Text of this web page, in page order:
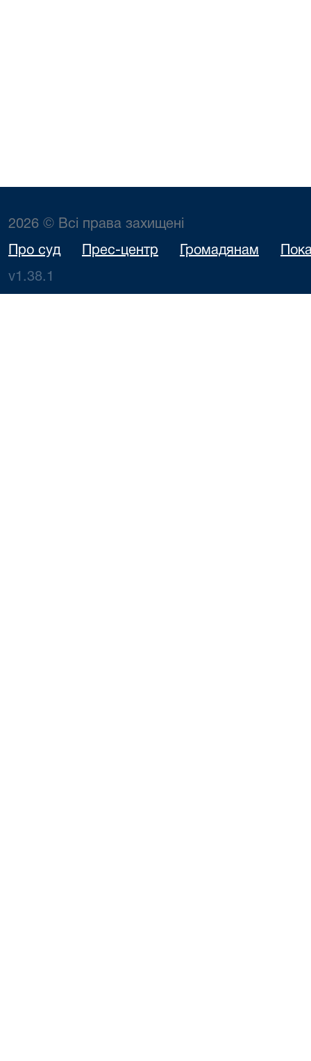
2026 © Всі права захищені
Про суд Прес-центр Громадянам
v1.38.1